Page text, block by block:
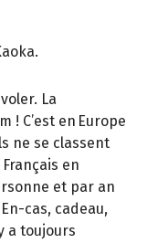
La
! C’est en Europe
ne se classent
en
et par an
cas, cadeau,
a toujours